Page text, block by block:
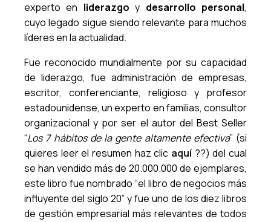
experto en liderazgo y desarrollo personal,
cuyo legado sigue siendo relevante para muchos
líderes en la actualidad.
Fue reconocido mundialmente por su capacidad
de liderazgo, fue administración de empresas,
escritor, conferenciante, religioso y profesor
estadounidense, un experto en familias, consultor
organizacional y por ser el autor del Best Seller
“Los 7 hábitos de la gente altamente efectiva” (si
quieres leer el resumen haz clic aquí ??) del cual
se han vendido más de 20.000.000 de ejemplares,
este libro fue nombrado “el libro de negocios más
influyente del siglo 20” y fue uno de los diez libros
de gestión empresarial más relevantes de todos